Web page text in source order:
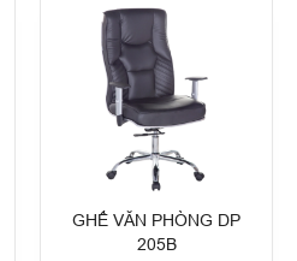
GHẾ VĂN PHÒNG DP
205B